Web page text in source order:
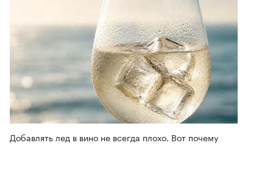
Добавлять лед в вино не всегда плохо. Вот почему